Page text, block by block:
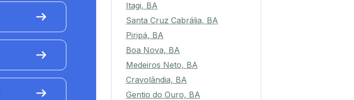
Itagi, BA
Santa Cruz Cabrália, BA
Piripá, BA
Boa Nova, BA
Medeiros Neto, BA
Cravolândia, BA
Gentio do Ouro, BA